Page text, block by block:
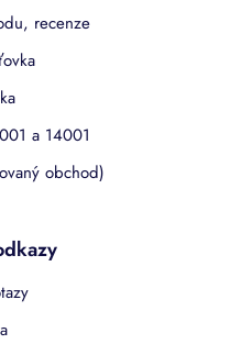
recenze
a 14001
obchod)